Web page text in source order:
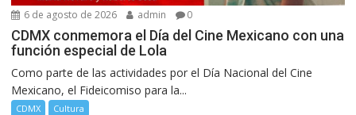
6 de agosto de 2026 admin 0
CDMX conmemora el Día del Cine Mexicano con una
función especial de Lola
Como parte de las actividades por el Día Nacional del Cine
Mexicano, el Fideicomiso para la...
CDMX Cultura